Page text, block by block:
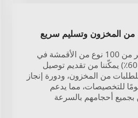
المخزون وتسليم سريع
الحفاظ على أكثر من 100 نوع من الأقمشة في
المخزون (بتوفر 60٪) يمكّننا من تقديم توصيل
للطلبات من المخزون، ودورة إنجاز
مدتها 20 يومًا للتخصيصات، مما يدعم
بجميع أحجامهم بالسرعة